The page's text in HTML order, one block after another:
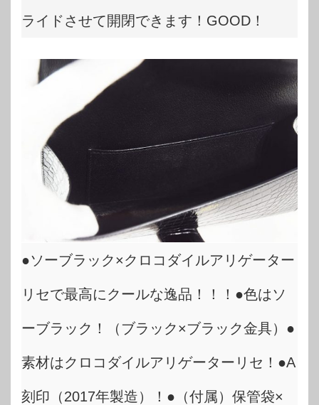
ライドさせて開閉できます！GOOD！
●ソーブラック×クロコダイルアリゲーター
リセで最高にクールな逸品！！！●色はソ
ーブラック！（ブラック×ブラック金具）●
素材はクロコダイルアリゲーターリセ！●A
刻印（2017年製造）！●（付属）保管袋×